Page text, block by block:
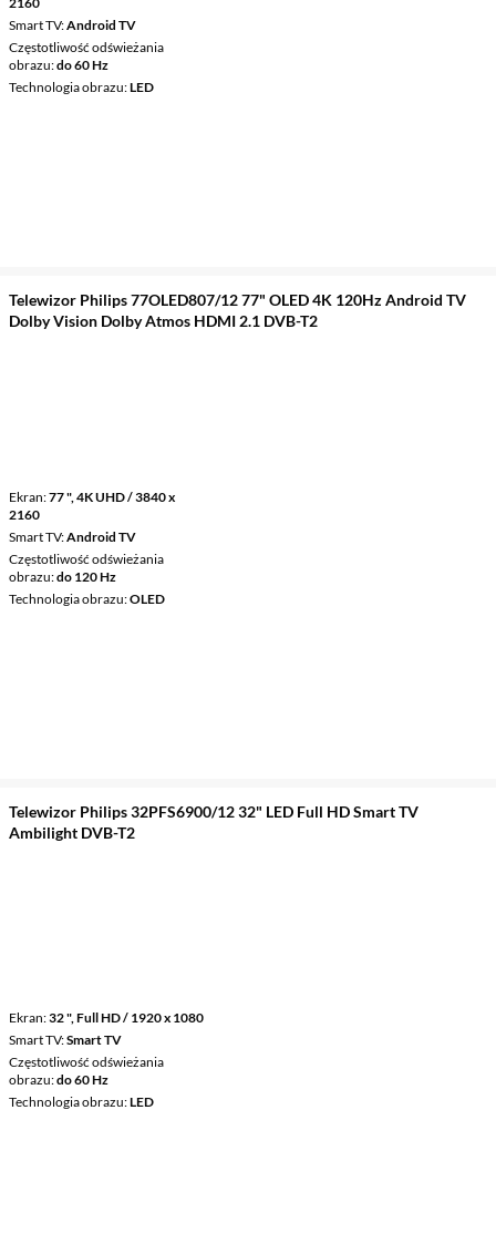
Smart TV Android TV
Częstotliwość odświeżania
obrazu do 60 Hz
Technologia obrazu LED
Telewizor Philips 77OLED807/12 77" OLED 4K 120Hz Android TV
Dolby Vision Dolby Atmos HDMI 2.1 DVB-T2
Ekran 77 ", 4K UHD / 3840 x
2160
Smart TV Android TV
Częstotliwość odświeżania
obrazu do 120 Hz
Technologia obrazu OLED
Telewizor Philips 32PFS6900/12 32" LED Full HD Smart TV
Ambilight DVB-T2
Ekran 32 ", Full HD / 1920 x 1080
Smart TV Smart TV
Częstotliwość odświeżania
obrazu do 60 Hz
Technologia obrazu LED